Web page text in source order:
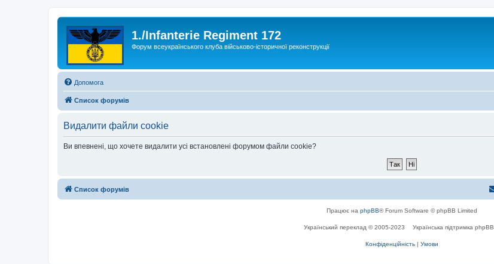
1./Infanterie Regiment 172
Форум всеукраїнського клуба військово-історичної реконструкції
Допомога
Список форумів
Видалити файли cookie
Ви впевнені, що хочете видалити усі встановлені форумом файли cookie?
Список форумів
Працює на phpBB® Forum Software © phpBB Limited
Український переклад © 2005-2023 Українська підтримка phpBB
Конфіденційність | Умови